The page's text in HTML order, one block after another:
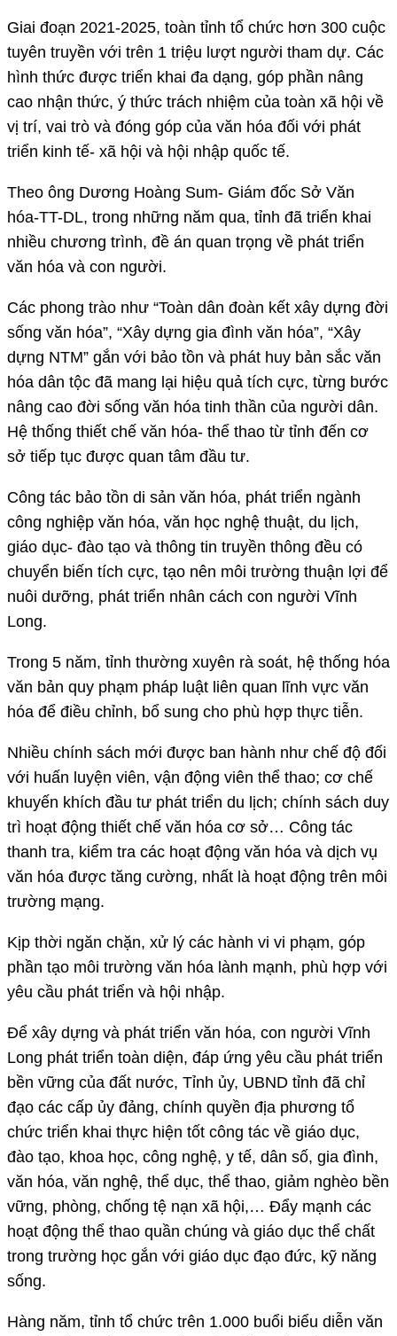
Giai đoạn 2021-2025, toàn tỉnh tổ chức hơn 300 cuộc
tuyên truyền với trên 1 triệu lượt người tham dự. Các
hình thức được triển khai đa dạng, góp phần nâng
cao nhận thức, ý thức trách nhiệm của toàn xã hội về
vị trí, vai trò và đóng góp của văn hóa đối với phát
triển kinh tế- xã hội và hội nhập quốc tế.
Theo ông Dương Hoàng Sum- Giám đốc Sở Văn
hóa-TT-DL, trong những năm qua, tỉnh đã triển khai
nhiều chương trình, đề án quan trọng về phát triển
văn hóa và con người.
Các phong trào như “Toàn dân đoàn kết xây dựng đời
sống văn hóa”, “Xây dựng gia đình văn hóa”, “Xây
dựng NTM” gắn với bảo tồn và phát huy bản sắc văn
hóa dân tộc đã mang lại hiệu quả tích cực, từng bước
nâng cao đời sống văn hóa tinh thần của người dân.
Hệ thống thiết chế văn hóa- thể thao từ tỉnh đến cơ
sở tiếp tục được quan tâm đầu tư.
Công tác bảo tồn di sản văn hóa, phát triển ngành
công nghiệp văn hóa, văn học nghệ thuật, du lịch,
giáo dục- đào tạo và thông tin truyền thông đều có
chuyển biến tích cực, tạo nên môi trường thuận lợi để
nuôi dưỡng, phát triển nhân cách con người Vĩnh
Long.
Trong 5 năm, tỉnh thường xuyên rà soát, hệ thống hóa
văn bản quy phạm pháp luật liên quan lĩnh vực văn
hóa để điều chỉnh, bổ sung cho phù hợp thực tiễn.
Nhiều chính sách mới được ban hành như chế độ đối
với huấn luyện viên, vận động viên thể thao; cơ chế
khuyến khích đầu tư phát triển du lịch; chính sách duy
trì hoạt động thiết chế văn hóa cơ sở… Công tác
thanh tra, kiểm tra các hoạt động văn hóa và dịch vụ
văn hóa được tăng cường, nhất là hoạt động trên môi
trường mạng.
Kịp thời ngăn chặn, xử lý các hành vi vi phạm, góp
phần tạo môi trường văn hóa lành mạnh, phù hợp với
yêu cầu phát triển và hội nhập.
Để xây dựng và phát triển văn hóa, con người Vĩnh
Long phát triển toàn diện, đáp ứng yêu cầu phát triển
bền vững của đất nước, Tỉnh ủy, UBND tỉnh đã chỉ
đạo các cấp ủy đảng, chính quyền địa phương tổ
chức triển khai thực hiện tốt công tác về giáo dục,
đào tạo, khoa học, công nghệ, y tế, dân số, gia đình,
văn hóa, văn nghệ, thể dục, thể thao, giảm nghèo bền
vững, phòng, chống tệ nạn xã hội,… Đẩy mạnh các
hoạt động thể thao quần chúng và giáo dục thể chất
trong trường học gắn với giáo dục đạo đức, kỹ năng
sống.
Hàng năm, tỉnh tổ chức trên 1.000 buổi biểu diễn văn